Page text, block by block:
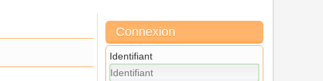
Connexion
Identifiant